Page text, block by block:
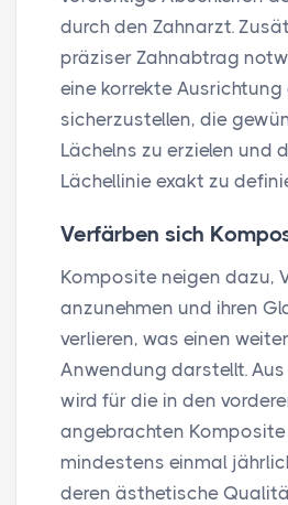
durch den Zahnarzt.
präziser Zahnabtrag
eine korrekte Ausrichtung
sicherzustellen, die
Lächelns zu erzielen und
Lächellinie exakt zu
Verfärben sich
Komposite neigen dazu,
anzunehmen und ihren
verlieren, was einen
Anwendung darstellt.
wird für die in den
angebrachten Komposite
mindestens einmal
deren ästhetische